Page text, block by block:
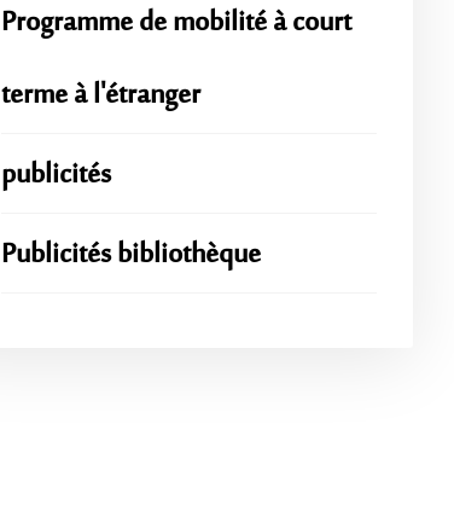
Programme de mobilité à court
terme à l'étranger
publicités
Publicités bibliothèque